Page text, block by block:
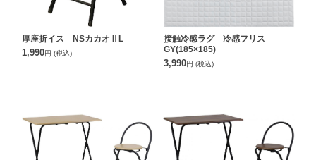
厚座折イス NSカカオⅡL
1,990円 (税込)
接触冷感ラグ 冷感フリス
GY(185×185)
3,990円 (税込)